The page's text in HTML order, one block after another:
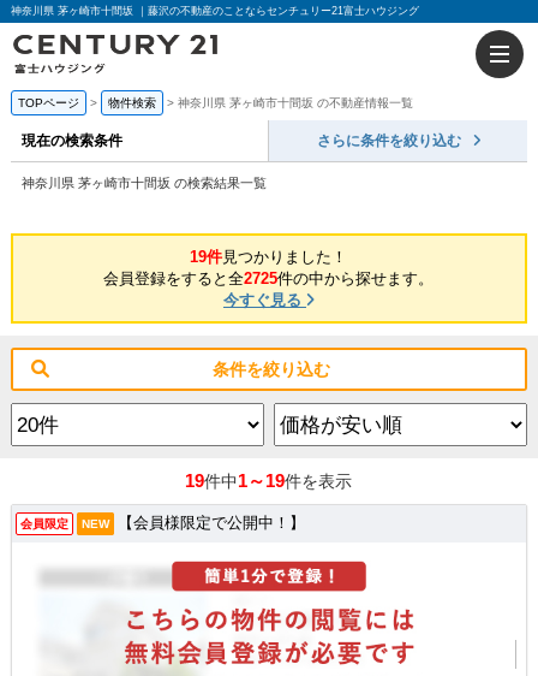
神奈川県 茅ヶ崎市十間坂 ｜藤沢の不動産のことならセンチュリー21富士ハウジング
TOPページ 物件検索 神奈川県 茅ヶ崎市十間坂 の不動産情報一覧
現在の検索条件 さらに条件を絞り込む
神奈川県 茅ヶ崎市十間坂 の検索結果一覧
19件見つかりました！
会員登録をすると全2725件の中から探せます。
今すぐ見る
条件を絞り込む
19件中1～19件を表示
会員限定 NEW 【会員様限定で公開中！】